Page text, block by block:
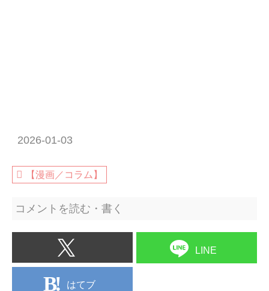
2026-01-03
【漫画／コラム】
コメントを読む・書く
LINE
はてブ